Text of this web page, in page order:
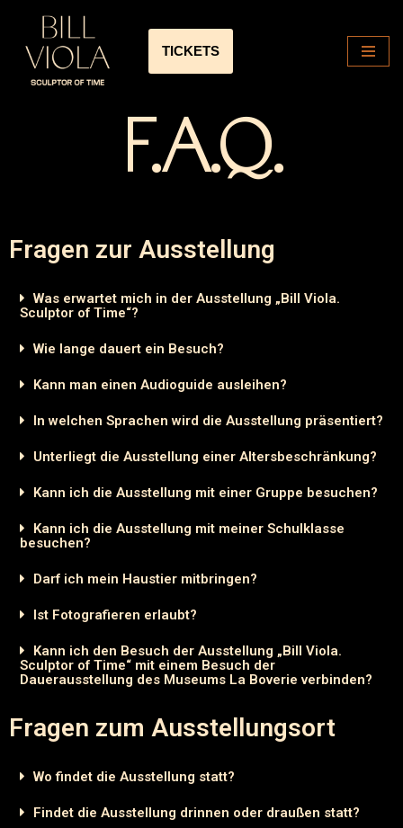
Zum
Inhalt
TICKETS
F.A.Q.
Fragen zur Ausstellung
Was erwartet mich in der Ausstellung „Bill Viola.
Sculptor of Time“?
Wie lange dauert ein Besuch?
Kann man einen Audioguide ausleihen?
In welchen Sprachen wird die Ausstellung präsentiert?
Unterliegt die Ausstellung einer Altersbeschränkung?
Kann ich die Ausstellung mit einer Gruppe besuchen?
Kann ich die Ausstellung mit meiner Schulklasse
besuchen?
Darf ich mein Haustier mitbringen?
Ist Fotografieren erlaubt?
Kann ich den Besuch der Ausstellung „Bill Viola.
Sculptor of Time“ mit einem Besuch der
Dauerausstellung des Museums La Boverie verbinden?
Fragen zum Ausstellungsort
Wo findet die Ausstellung statt?
Findet die Ausstellung drinnen oder draußen statt?